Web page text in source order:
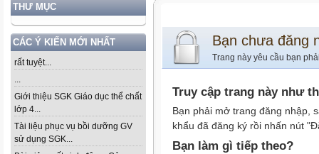
THƯ MỤC
CÁC Ý KIẾN MỚI NHẤT
rất tuyệt...
...
Giới thiệu SGK Giáo dục thể chất
lớp 4...
Tài liệu phục vụ bồi dưỡng GV
sử dụng SGK...
Bạn chưa đăng
Trang này yêu cầu bạn
Truy cập trang này như
Bạn phải mở trang đăng nhập,
khẩu đã đăng ký rồi nhấn nút
Bạn làm gì tiếp theo?